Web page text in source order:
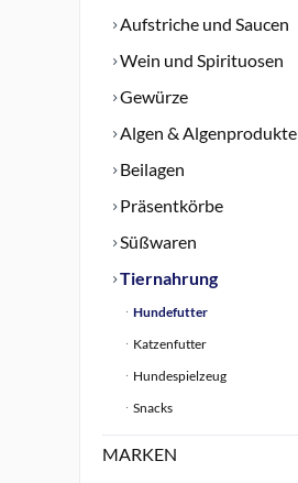
Aufstriche und Saucen
Wein und Spirituosen
Gewürze
Algen & Algenprodukte
Beilagen
Präsentkörbe
Süßwaren
Tiernahrung
Hundefutter
Katzenfutter
Hundespielzeug
Snacks
MARKEN